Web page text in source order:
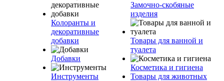
Колоранты и
декоративные
добавки
Добавки
Инструменты
Замочно-скобяные
изделия
Товары для ванной и
туалета
Косметика и гигиена
Товары для животных